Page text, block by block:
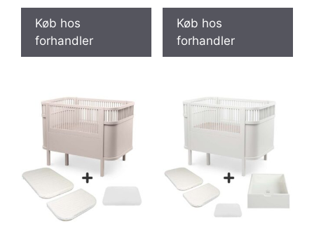
Køb hos
forhandler
Køb hos
forhandler